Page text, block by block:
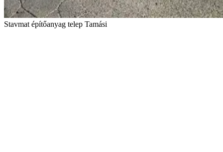
Stavmat építőanyag telep Tamási